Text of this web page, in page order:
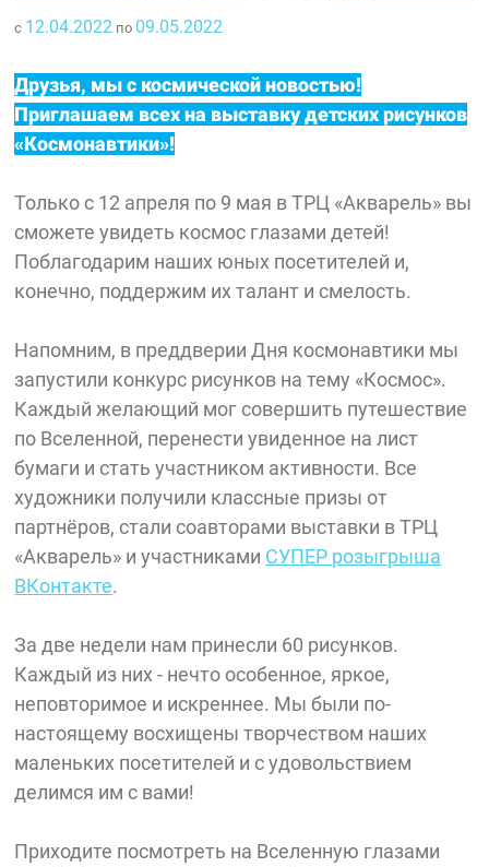
с 12.04.2022 по 09.05.2022
Друзья, мы с космической новостью!
Приглашаем всех на выставку детских рисунков
«Космонавтики»!
Только с 12 апреля по 9 мая в ТРЦ «Акварель» вы
сможете увидеть космос глазами детей!
Поблагодарим наших юных посетителей и,
конечно, поддержим их талант и смелость.
Напомним, в преддверии Дня космонавтики мы
запустили конкурс рисунков на тему «Космос».
Каждый желающий мог совершить путешествие
по Вселенной, перенести увиденное на лист
бумаги и стать участником активности. Все
художники получили классные призы от
партнёров, стали соавторами выставки в ТРЦ
«Акварель» и участниками СУПЕР розыгрыша
ВКонтакте.
За две недели нам принесли 60 рисунков.
Каждый из них - нечто особенное, яркое,
неповторимое и искреннее. Мы были по-
настоящему восхищены творчеством наших
маленьких посетителей и с удовольствием
делимся им с вами!
Приходите посмотреть на Вселенную глазами